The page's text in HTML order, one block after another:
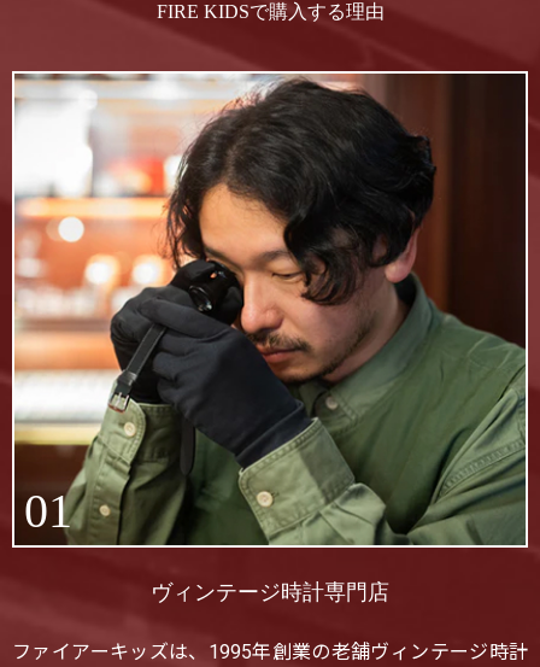
FIRE KIDSで購入する理由
01
ヴィンテージ時計専門店
ファイアーキッズは、1995年創業の老舗ヴィンテージ時計